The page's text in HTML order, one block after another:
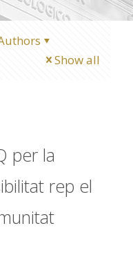
Show all
per la
rep el